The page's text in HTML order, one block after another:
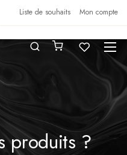
Liste de souhaits Mon compte
produits ?